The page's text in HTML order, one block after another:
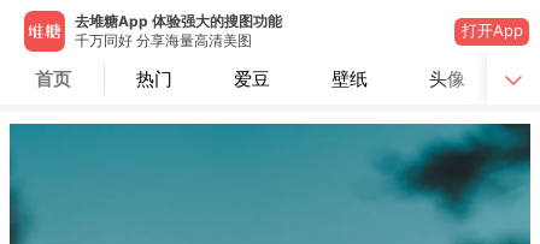
去堆糖App 体验强大的搜图功能
千万同好 分享海量高清美图
打开App
首页 热门 爱豆 壁纸 头像